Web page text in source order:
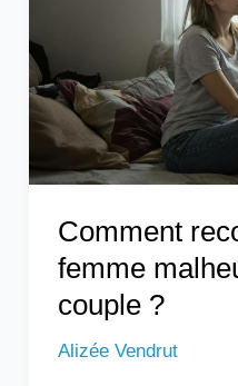
Comment
femme
couple ?
Alizée Vendrut
couple